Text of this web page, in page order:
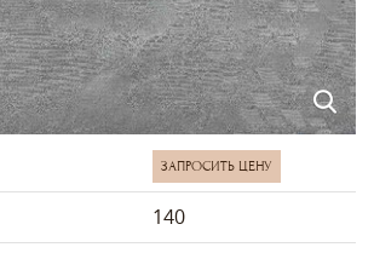
ЗАПРОСИТЬ ЦЕНУ
140